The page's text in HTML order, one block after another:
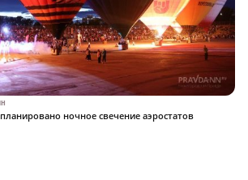
ночное свечение аэростатов